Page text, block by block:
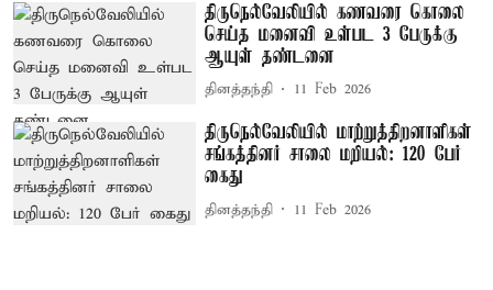
திருநெல்வேலியில் கணவரை கொலை
செய்த மனைவி உள்பட 3 பேருக்கு
ஆயுள் தண்டனை
தினத்தந்தி 11 Feb 2026
திருநெல்வேலியில் மாற்றுத்திறனாளிகள்
சங்கத்தினர் சாலை மறியல்: 120 பேர்
கைது
தினத்தந்தி 11 Feb 2026